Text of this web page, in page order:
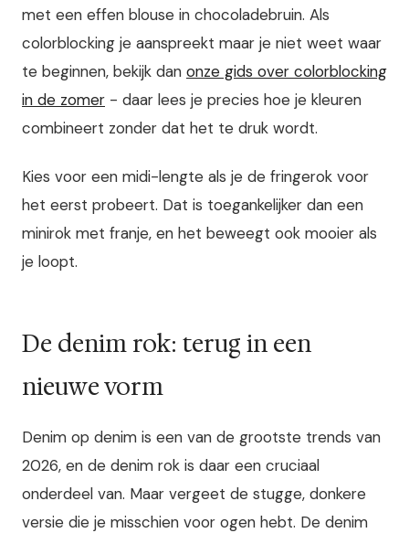
met een effen blouse in chocoladebruin. Als
colorblocking je aanspreekt maar je niet weet waar
te beginnen, bekijk dan onze gids over colorblocking
in de zomer - daar lees je precies hoe je kleuren
combineert zonder dat het te druk wordt.
Kies voor een midi-lengte als je de fringerok voor
het eerst probeert. Dat is toegankelijker dan een
minirok met franje, en het beweegt ook mooier als
je loopt.
De denim rok: terug in een
nieuwe vorm
Denim op denim is een van de grootste trends van
2026, en de denim rok is daar een cruciaal
onderdeel van. Maar vergeet de stugge, donkere
versie die je misschien voor ogen hebt. De denim